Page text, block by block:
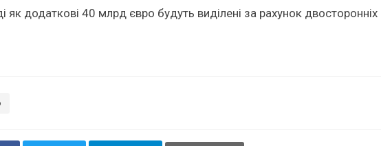
як додаткові 40 млрд євро будуть виділені за рахунок